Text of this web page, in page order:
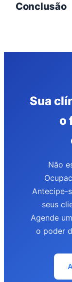
Conclusão
Sua
o
Não
Antecipe-
seus
Agende
o poder